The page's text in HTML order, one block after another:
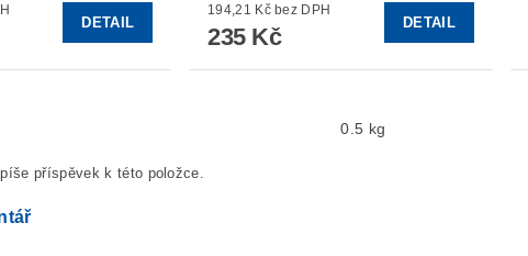
DETAIL
194,21 Kč bez DPH
235 Kč
DETAIL
0.5 kg
příspěvek k této položce.